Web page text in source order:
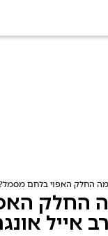
החלק האפוי בלחם מסמל?
החלק
אייל